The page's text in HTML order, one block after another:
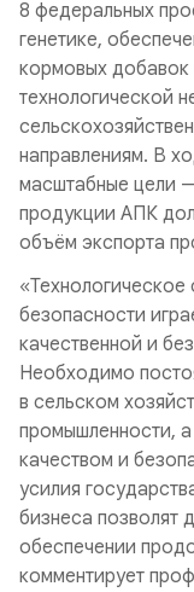
8 федеральных
генетике,
кормовых добавок
технологической
направлениям. В
масштабные цели
продукции АПК
объём экспорта
безопасности
качественной и
Необходимо
в сельском
промышленности, а
качеством и
усилия
бизнеса позволят
обеспечении
комментирует